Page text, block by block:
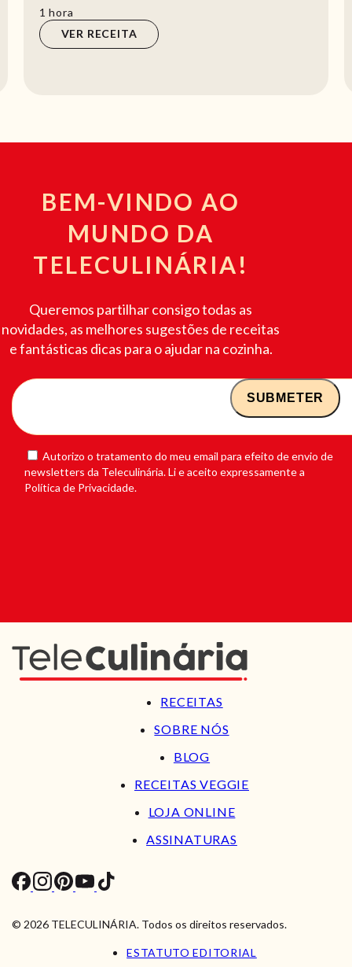
qualq...
1 hora
hora
VER RECEITA
BEM-VINDO AO
MUNDO DA
TELECULINÁRIA!
Queremos partilhar consigo todas as
novidades, as melhores sugestões de receitas
e fantásticas dicas para o ajudar na cozinha.
Autorizo o tratamento do meu email para efeito de envio de
newsletters da Teleculinária. Li e aceito expressamente a
Política de Privacidade.
RECEITAS
SOBRE NÓS
BLOG
RECEITAS VEGGIE
LOJA ONLINE
ASSINATURAS
© 2026 TELECULINÁRIA. Todos os direitos reservados.
ESTATUTO EDITORIAL